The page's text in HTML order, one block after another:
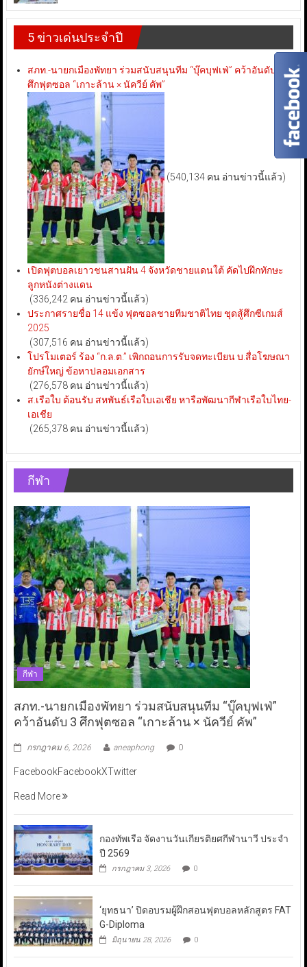
5 ข่าวเด่นประจำปี
สภท.-นายกเมืองพัทยา ร่วมสนับสนุนทีม “บุ๊คบุฟเฟ่” คว้าอันดับ 3
ศึกฟุตซอล “เกาะล้าน × นัควีย์ คัพ”
(540,134 คน อ่านข่าวนี้แล้ว)
เปิดฟุตบอลเยาวชนสานฝัน 4 จังหวัดชายแดนใต้ คัดไปฝึกทักษะ
ลูกหนังต่างแดน
(336,242 คน อ่านข่าวนี้แล้ว)
ประกาศรายชื่อ 14 แข้ง ฟุตซอลชายทีมชาติไทย ชุดสู้ศึกซีเกมส์
2025
(307,516 คน อ่านข่าวนี้แล้ว)
โปรโมเตอร์ ร้อง “ก.ล.ต.” เพิกถอนการรับจดทะเบียน บ.สื่อโฆษณา
ยักษ์ใหญ่ ข้อหาปลอมเอกสาร
(276,578 คน อ่านข่าวนี้แล้ว)
ส.เรือใบ ต้อนรับ สหพันธ์เรือใบเอเชีย หารือพัฒนากีฬาเรือใบไทย-
เอเชีย
(265,378 คน อ่านข่าวนี้แล้ว)
กีฬา
กีฬา
สภท.-นายกเมืองพัทยา ร่วมสนับสนุนทีม “บุ๊คบุฟเฟ่”
คว้าอันดับ 3 ศึกฟุตซอล “เกาะล้าน × นัควีย์ คัพ”
กรกฎาคม 6, 2026 aneaphong 0
FacebookFacebookXTwitter
Read More
กองทัพเรือ จัดงานวันเกียรติยศกีฬานาวี ประจำ
ปี 2569
กรกฎาคม 3, 2026 0
‘ยุทธนา’ ปิดอบรมผู้ฝึกสอนฟุตบอลหลักสูตร FAT
G-Diploma
มิถุนายน 28, 2026 0